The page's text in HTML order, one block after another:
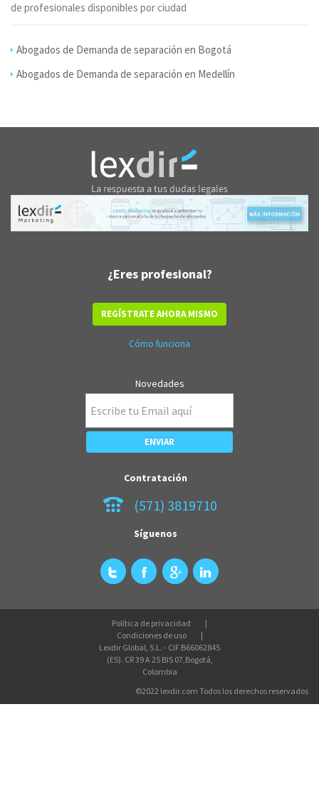
de profesionales disponibles por ciudad
Abogados de Demanda de separación en Bogotá
Abogados de Demanda de separación en Medellín
¿Eres profesional?
REGÍSTRATE AHORA MISMO
Cómo funciona
Novedades
Contratación
(571) 3819710
Síguenos
Política de privacidad
Condiciones de uso
Lexdir Global, S.L. - CIF B66062845
(ES). CR 39 A 25 BIS 07,Bogotá,
Colombia
©2022 lexdir.com Todos los derechos reservados